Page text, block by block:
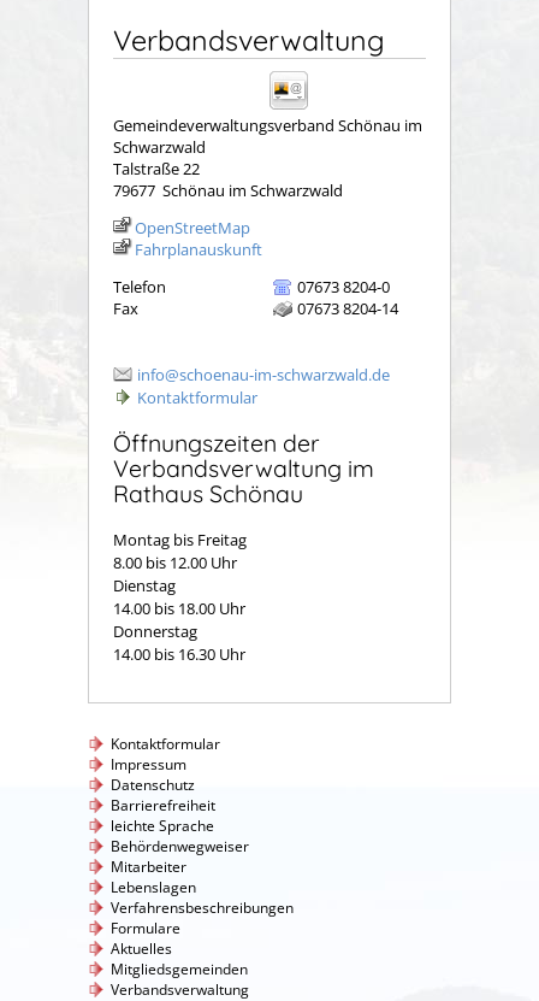
Verbandsverwaltung
Gemeindeverwaltungsverband Schönau im
Schwarzwald
Talstraße 22
79677 Schönau im Schwarzwald
OpenStreetMap
Fahrplanauskunft
Telefon
07673 8204-0
Fax
07673 8204-14
info@schoenau-im-schwarzwald.de
Kontaktformular
Öffnungszeiten der
Verbandsverwaltung im
Rathaus Schönau
Montag bis Freitag
8.00 bis 12.00 Uhr
Dienstag
14.00 bis 18.00 Uhr
Donnerstag
14.00 bis 16.30 Uhr
Kontaktformular
Impressum
Datenschutz
Barrierefreiheit
leichte Sprache
Behördenwegweiser
Mitarbeiter
Lebenslagen
Verfahrensbeschreibungen
Formulare
Aktuelles
Mitgliedsgemeinden
Verbandsverwaltung